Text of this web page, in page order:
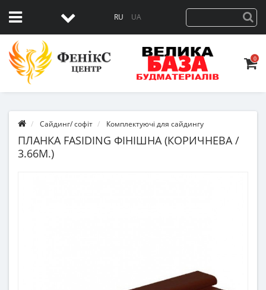
RU UA
0
Сайдинг/ софіт Комплектуючі для сайдингу
ПЛАНКА FASIDING ФІНІШНА (КОРИЧНЕВА /
3.66М.)